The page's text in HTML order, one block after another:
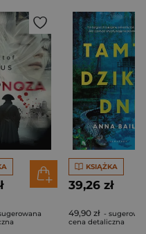
KSIĄŻKA
39,26 zł
49,90 zł -
cena detaliczna